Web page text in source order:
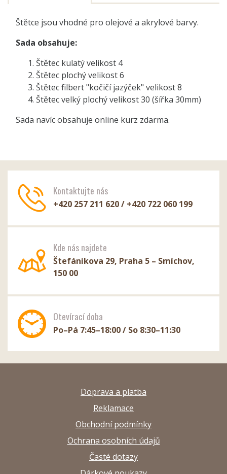
Štětce jsou vhodné pro olejové a akrylové barvy.
Sada obsahuje:
Štětec kulatý velikost 4
Štětec plochý velikost 6
Štětec filbert "kočičí jazýček" velikost 8
Štětec velký plochý velikost 30 (šířka 30mm)
Sada navíc obsahuje online kurz zdarma.
Kontaktujte nás
+420 257 211 620 / +420 722 060 199
Kde nás najdete
Štefánikova 29, Praha 5 – Smíchov,
150 00
Otevírací doba
Po–Pá 7:45–18:00 / So 8:30–11:30
Doprava a platba
Reklamace
Obchodní podmínky
Ochrana osobních údajů
Časté dotazy